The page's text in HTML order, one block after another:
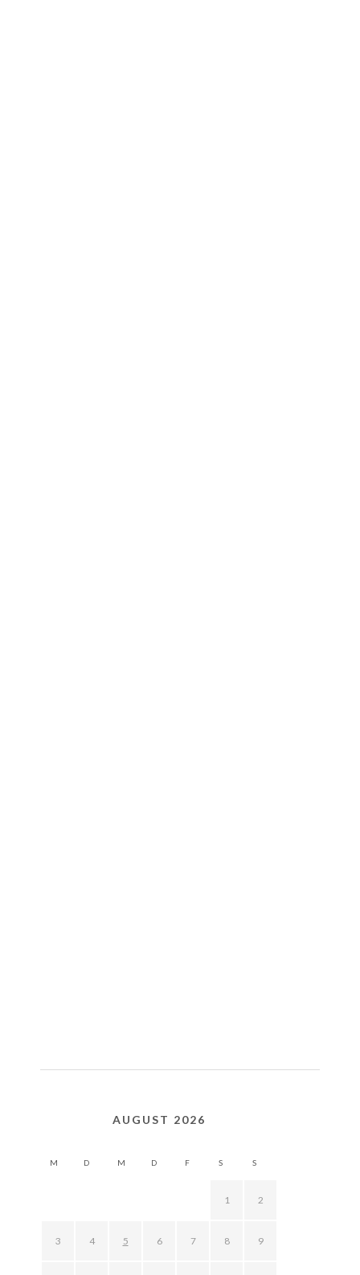
AUGUST 2026
M D M D F S S
1 2
3 4 5 6 7 8 9